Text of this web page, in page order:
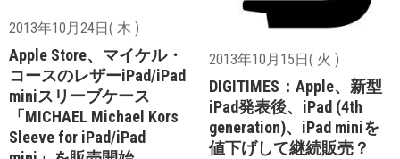
2013年10月24日( 木 )
Apple Store、マイケル・
コースのレザーiPad/iPad
miniスリーブケース
「MICHAEL Michael Kors
Sleeve for iPad/iPad
2013年10月15日( 火 )
DIGITIMES：Apple、新型
iPad発表後、iPad (4th
generation)、iPad miniを
値下げして継続販売？